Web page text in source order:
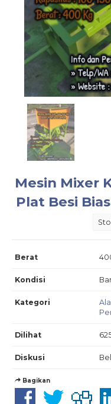
Mesin Mixer
Plat Besi
Berat
Kondisi
Kategori
Dilihat
Diskusi
Bagikan